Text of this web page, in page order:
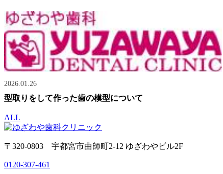
2026.01.26
型取りをして作った歯の模型について
ALL
〒320-0803 宇都宮市曲師町2-12 ゆざわやビル2F
0120-307-461